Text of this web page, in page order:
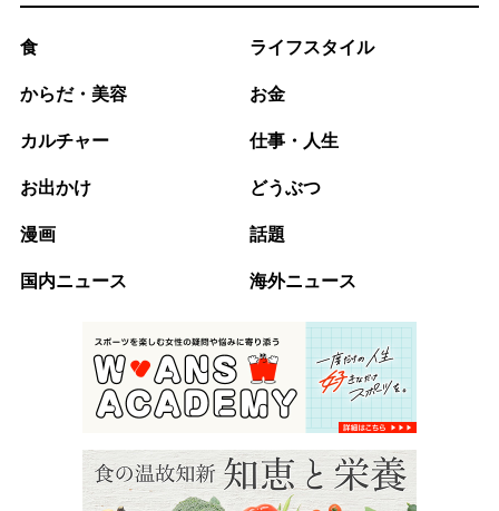
食 ライフスタイル
からだ・美容 お金
カルチャー 仕事・人生
お出かけ どうぶつ
漫画 話題
国内ニュース 海外ニュース